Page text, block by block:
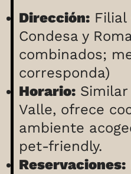
Dirección:Filial
Condesa y
combinados;
corresponda)
Horario:Similar
Valle, ofrece
ambiente
pet‑friendly.
Reservaciones: